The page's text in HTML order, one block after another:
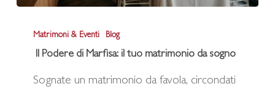
Podere
Marfisa:
Matrimoni & Eventi Blog
Il Podere di Marfisa: il tuo matrimonio da sogno
Sognate un matrimonio da favola, circondati